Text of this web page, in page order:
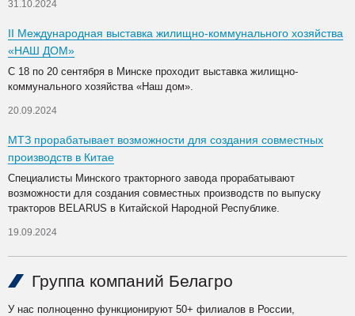
31.10.2024
II Международная выставка жилищно-коммунального хозяйства
«НАШ ДОМ»
С 18 по 20 сентября в Минске проходит выставка жилищно-
коммунального хозяйства «Наш дом».
20.09.2024
МТЗ прорабатывает возможности для создания совместных
производств в Китае
Специалисты Минского тракторного завода прорабатывают
возможности для создания совместных производств по выпуску
тракторов BELARUS в Китайской Народной Республике.
19.09.2024
Группа компаний Белагро
У нас полноценно функционируют 50+ филиалов в России,